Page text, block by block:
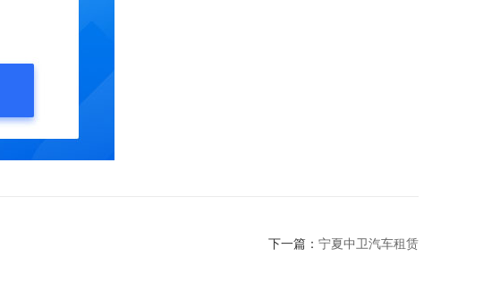
下一篇： 宁夏中卫汽车租赁